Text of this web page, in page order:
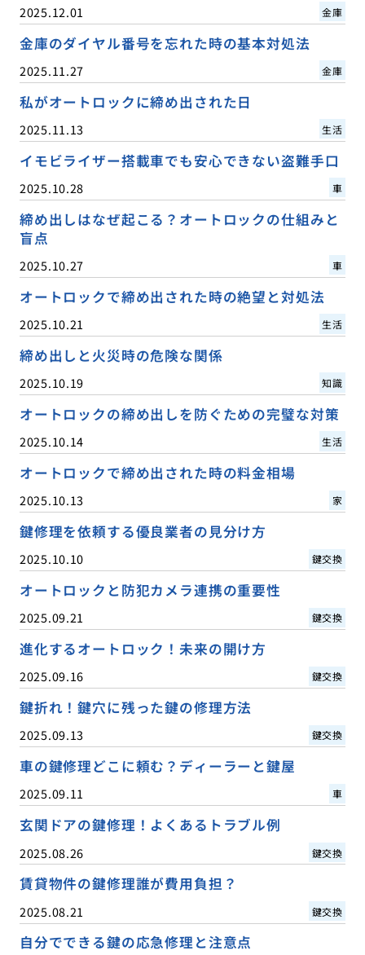
2025.12.01 金庫
金庫のダイヤル番号を忘れた時の基本対処法
2025.11.27 金庫
私がオートロックに締め出された日
2025.11.13 生活
イモビライザー搭載車でも安心できない盗難手口
2025.10.28 車
締め出しはなぜ起こる？オートロックの仕組みと
盲点
2025.10.27 車
オートロックで締め出された時の絶望と対処法
2025.10.21 生活
締め出しと火災時の危険な関係
2025.10.19 知識
オートロックの締め出しを防ぐための完璧な対策
2025.10.14 生活
オートロックで締め出された時の料金相場
2025.10.13 家
鍵修理を依頼する優良業者の見分け方
2025.10.10 鍵交換
オートロックと防犯カメラ連携の重要性
2025.09.21 鍵交換
進化するオートロック！未来の開け方
2025.09.16 鍵交換
鍵折れ！鍵穴に残った鍵の修理方法
2025.09.13 鍵交換
車の鍵修理どこに頼む？ディーラーと鍵屋
2025.09.11 車
玄関ドアの鍵修理！よくあるトラブル例
2025.08.26 鍵交換
賃貸物件の鍵修理誰が費用負担？
2025.08.21 鍵交換
自分でできる鍵の応急修理と注意点